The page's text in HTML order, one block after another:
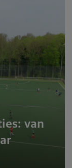
van